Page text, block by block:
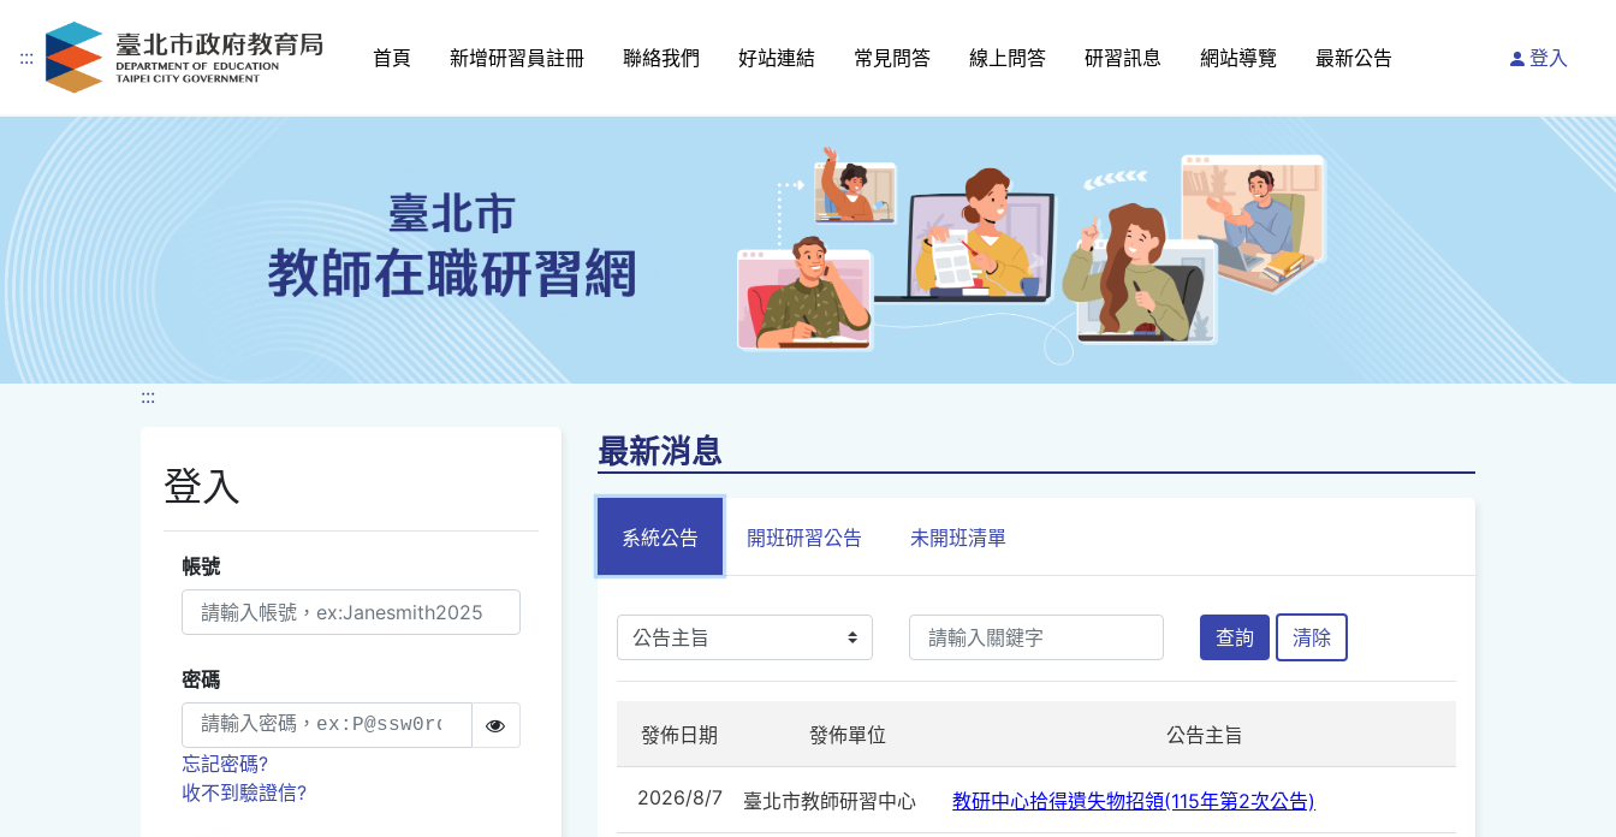
跳到主要內容
::: 首頁 新增研習員註冊 聯絡我們 好站連結 常見問答 線上問答 研習訊息 網站導覽 最新公告 登入
:::
登入
帳號
密碼
忘記密碼?
收不到驗證信?
最新消息
系統公告 開班研習公告 未開班清單
查詢 清除
發佈日期 發佈單位 公告主旨
2026/8/7 臺北市教師研習中心 教研中心拾得遺失物招領(115年第2次公告)